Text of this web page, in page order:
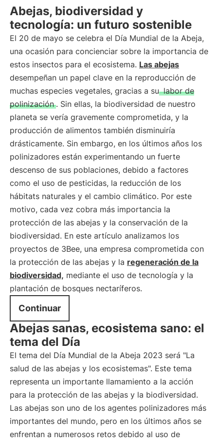
Abejas, biodiversidad y
tecnología: un futuro sostenible
El 20 de mayo se celebra el Día Mundial de la Abeja,
una ocasión para concienciar sobre la importancia de
estos insectos para el ecosistema. Las abejas
desempeñan un papel clave en la reproducción de
muchas especies vegetales, gracias a su labor de
polinización . Sin ellas, la biodiversidad de nuestro
planeta se vería gravemente comprometida, y la
producción de alimentos también disminuiría
drásticamente. Sin embargo, en los últimos años los
polinizadores están experimentando un fuerte
descenso de sus poblaciones, debido a factores
como el uso de pesticidas, la reducción de los
hábitats naturales y el cambio climático. Por este
motivo, cada vez cobra más importancia la
protección de las abejas y la conservación de la
biodiversidad. En este artículo analizamos los
proyectos de 3Bee, una empresa comprometida con
la protección de las abejas y la regeneración de la
biodiversidad, mediante el uso de tecnología y la
plantación de bosques nectaríferos.
Continuar
Abejas sanas, ecosistema sano: el
tema del Día
El tema del Día Mundial de la Abeja 2023 será "La
salud de las abejas y los ecosistemas". Este tema
representa un importante llamamiento a la acción
para la protección de las abejas y la biodiversidad.
Las abejas son uno de los agentes polinizadores más
importantes del mundo, pero en los últimos años se
enfrentan a numerosos retos debido al uso de